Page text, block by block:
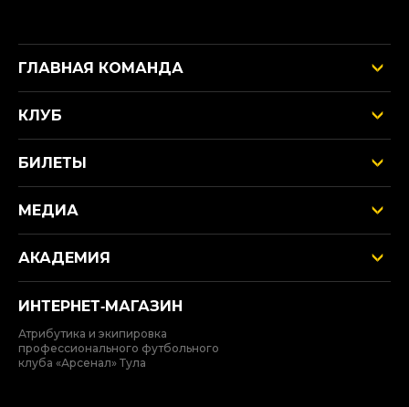
ГЛАВНАЯ КОМАНДА
КЛУБ
БИЛЕТЫ
МЕДИА
АКАДЕМИЯ
ИНТЕРНЕТ‑МАГАЗИН
Атрибутика и экипировка
профессионального футбольного
клуба «Арсенал» Тула